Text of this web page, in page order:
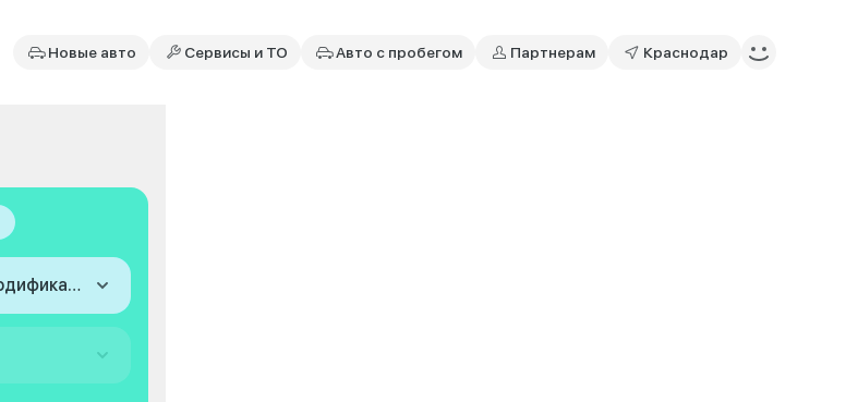
Новые авто Сервисы и ТО Авто с пробегом Партнерам Краснодар
Модификация